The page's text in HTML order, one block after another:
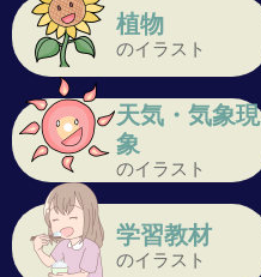
植物
のイラスト
天気・気象現
象
のイラスト
学習教材
のイラスト